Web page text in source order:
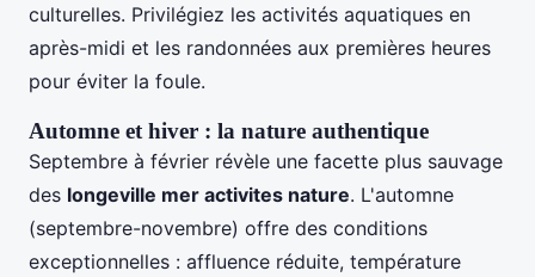
culturelles. Privilégiez les activités aquatiques en
après-midi et les randonnées aux premières heures
pour éviter la foule.
Automne et hiver : la nature authentique
Septembre à février révèle une facette plus sauvage
des longeville mer activites nature. L'automne
(septembre-novembre) offre des conditions
exceptionnelles : affluence réduite, température